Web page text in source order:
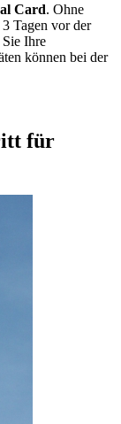
Card. Ohne
Tagen vor der
Ihre
können bei der
für